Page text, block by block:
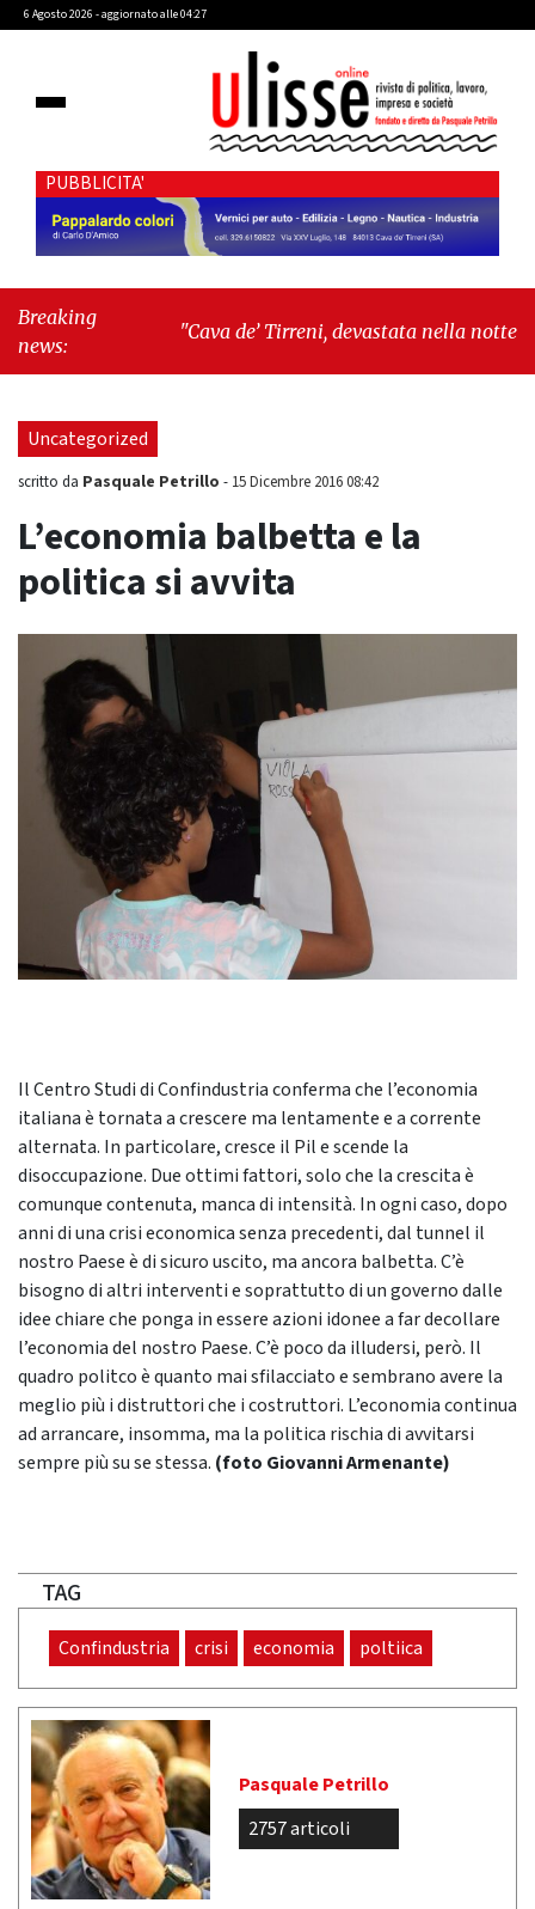
6 Agosto 2026 - aggiornato alle 04:27
PUBBLICITA'
Breaking
news:
"Cava de’ Tirreni, devastata nella notte la Villa
fragilità sociali e pressioni economiche"
Uncategorized
scritto da Pasquale Petrillo - 15 Dicembre 2016 08:42
L’economia balbetta e la
politica si avvita
Il Centro Studi di Confindustria conferma che l’economia
italiana è tornata a crescere ma lentamente e a corrente
alternata. In particolare, cresce il Pil e scende la
disoccupazione. Due ottimi fattori, solo che la crescita è
comunque contenuta, manca di intensità. In ogni caso, dopo
anni di una crisi economica senza precedenti, dal tunnel il
nostro Paese è di sicuro uscito, ma ancora balbetta. C’è
bisogno di altri interventi e soprattutto di un governo dalle
idee chiare che ponga in essere azioni idonee a far decollare
l’economia del nostro Paese. C’è poco da illudersi, però. Il
quadro politco è quanto mai sfilacciato e sembrano avere la
meglio più i distruttori che i costruttori. L’economia continua
ad arrancare, insomma, ma la politica rischia di avvitarsi
sempre più su se stessa. (foto Giovanni Armenante)
TAG
Confindustria crisi economia poltiica
Pasquale Petrillo
2757 articoli